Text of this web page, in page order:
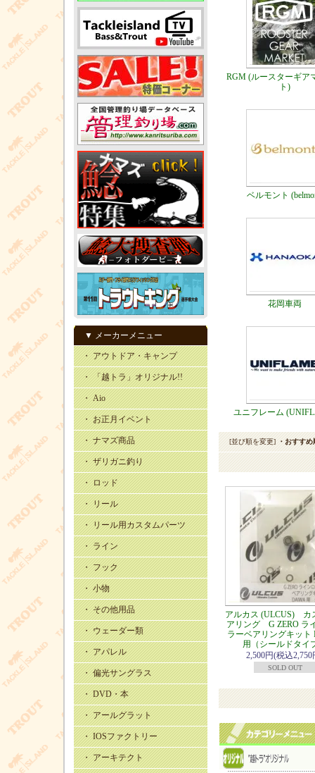
▼ メーカーメニュー
・ アウトドア・キャンプ
・ 「越トラ」オリジナル!!
・ Aio
・ お正月イベント
・ ナマズ商品
・ ザリガニ釣り
・ ロッド
・ リール
・ リール用カスタムパーツ
・ ライン
・ フック
・ 小物
・ その他用品
・ ウェーダー類
・ アパレル
・ 偏光サングラス
・ DVD・本
・ アールグラット
・ IOSファクトリー
・ アーキテクト
RGM (ルースターギア
ト)
ベルモント
花岡車両
ユニフレーム
[並び順を変更] ・おすすめ
アルカス (ULCUS) カ
アリング G ZERO ラ
ラーベアリングキット
用（シールドタイ
2,500円(税込2,750
SOLD OUT